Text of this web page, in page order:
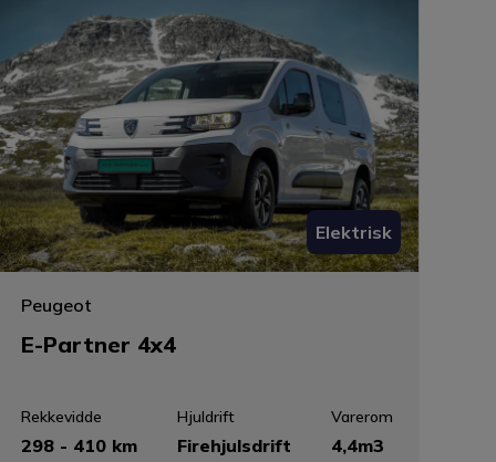
Elektrisk
Peugeot
E-Partner 4x4
Rekkevidde
298 - 410 km
Hjuldrift
Firehjulsdrift
Varerom
4,4m3